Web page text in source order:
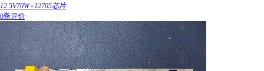
12.5V70W+12705芯片
0条评价